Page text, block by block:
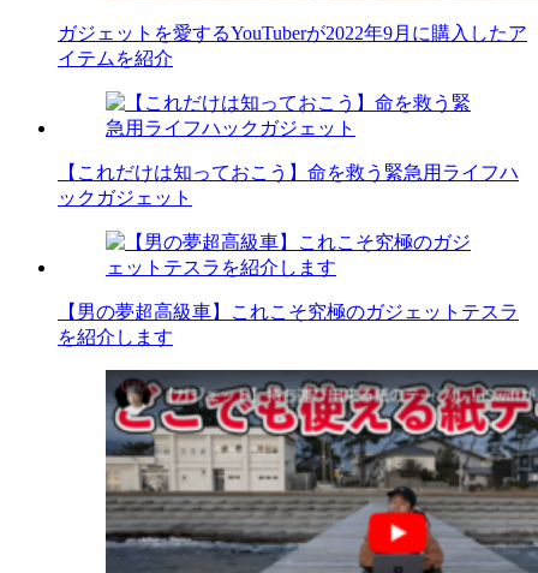
ガジェットを愛するYouTuberが2022年9月に購入したア
イテムを紹介
【これだけは知っておこう】命を救う緊急用ライフハ
ックガジェット
【男の夢超高級車】これこそ究極のガジェットテスラ
を紹介します